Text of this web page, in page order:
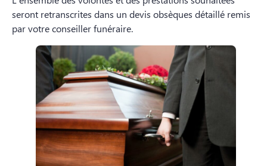
seront retranscrites dans un devis obsèques détaillé remis
par votre conseiller funéraire.